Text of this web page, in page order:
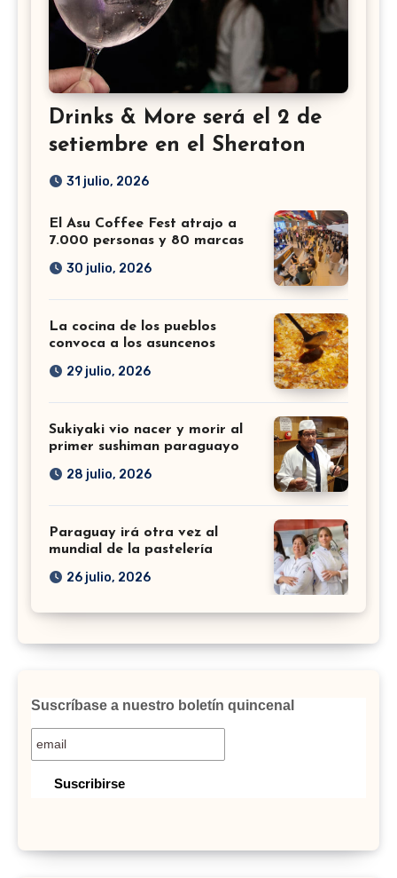
Drinks & More será el 2 de
setiembre en el Sheraton
31 julio, 2026
El Asu Coffee Fest atrajo a
7.000 personas y 80 marcas
30 julio, 2026
La cocina de los pueblos
convoca a los asuncenos
29 julio, 2026
Sukiyaki vio nacer y morir al
primer sushiman paraguayo
28 julio, 2026
Paraguay irá otra vez al
mundial de la pastelería
26 julio, 2026
Suscríbase a nuestro boletín quincenal